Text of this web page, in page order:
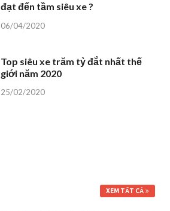
đạt đến tầm siêu xe ?
06/04/2020
Top siêu xe trăm tỷ đắt nhất thế
giới năm 2020
25/02/2020
XEM TẤT CẢ